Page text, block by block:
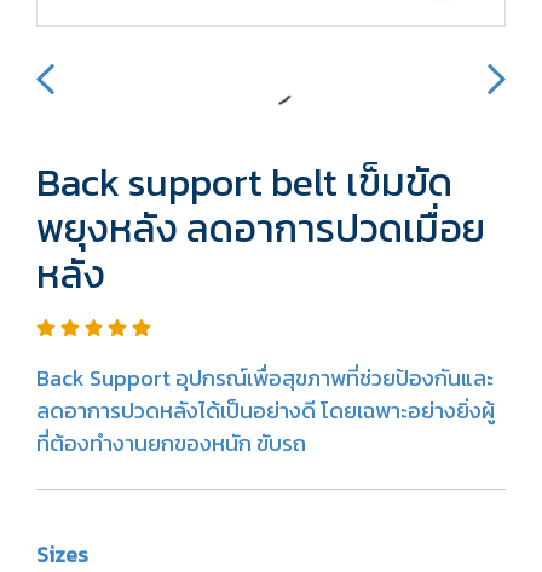
Back support belt เข็มขัด
พยุงหลัง ลดอาการปวดเมื่อย
หลัง
Back Support อุปกรณ์เพื่อสุขภาพที่ช่วยป้องกันและ
ลดอาการปวดหลังได้เป็นอย่างดี โดยเฉพาะอย่างยิ่งผู้
ที่ต้องทำงานยกของหนัก ขับรถ
Sizes